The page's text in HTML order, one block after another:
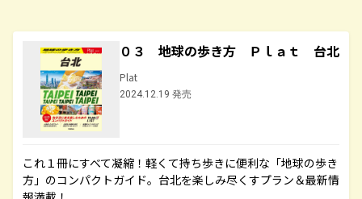
０３ 地球の歩き方 Ｐｌａｔ 台北
Plat
2024.12.19 発売
これ１冊にすべて凝縮！軽くて持ち歩きに便利な「地球の歩き
方」のコンパクトガイド。台北を楽しみ尽くすプラン＆最新情